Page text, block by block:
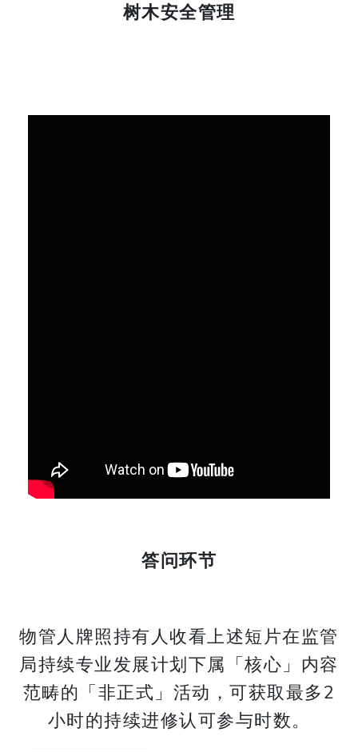
树木安全管理
答问环节
物管人牌照持有人收看上述短片在监管
局持续专业发展计划下属「核心」内容
范畴的「非正式」活动，可获取最多2
小时的持续进修认可参与时数。